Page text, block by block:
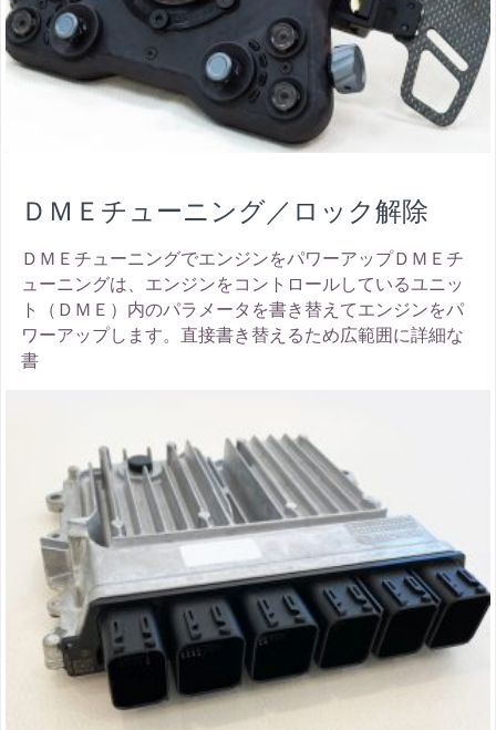
ＤＭＥチューニング／ロック解除
ＤＭＥチューニングでエンジンをパワーアップＤＭＥチ
ューニングは、エンジンをコントロールしているユニッ
ト（ＤＭＥ）内のパラメータを書き替えてエンジンをパ
ワーアップします。直接書き替えるため広範囲に詳細な
書